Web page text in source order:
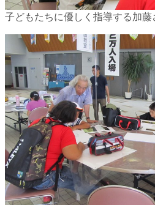
子どもたちに優しく指導する加藤